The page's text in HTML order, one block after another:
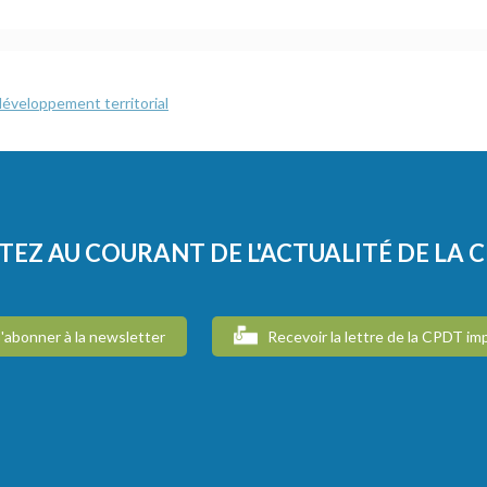
territorial
AU COURANT DE L'ACTUALITÉ DE LA
à la newsletter Recevoir la lettre de la CPDT